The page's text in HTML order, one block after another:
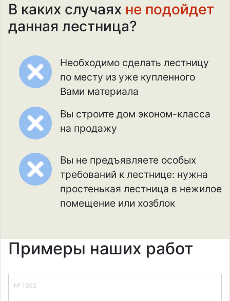
В каких случаях не подойдет
данная лестница?
Необходимо сделать лестницу
по месту из уже купленного
Вами материала
Вы строите дом эконом-класса
на продажу
Вы не предъявляете особых
требований к лестнице: нужна
простенькая лестница в нежилое
помещение или хозблок
Примеры наших работ
№ 1802